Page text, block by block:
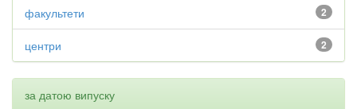
2
факультети
2
центри
за датою випуску